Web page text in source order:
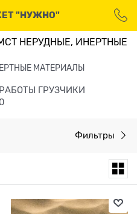
"НУЖНО"
НЕРУДНЫЕ, ИНЕРТНЫЕ
МАТЕРИАЛЫ
ГРУЗЧИКИ
0
Фильтры